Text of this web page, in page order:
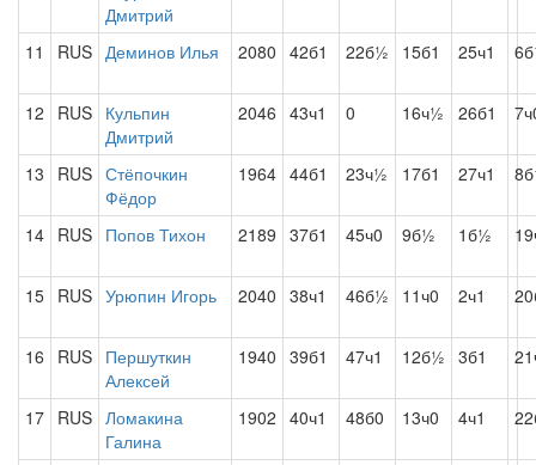
Дмитрий
11 RUS Деминов Илья 2080 42б1 22б½ 15б1 25ч1
12 RUS Кульпин
Дмитрий
2046 43ч1 0 16ч½ 26б1
13 RUS Стёпочкин
Фёдор
1964 44б1 23ч½ 17б1 27ч1
14 RUS Попов Тихон 2189 37б1 45ч0 9б½ 1б½
15 RUS Урюпин Игорь 2040 38ч1 46б½ 11ч0 2ч1
16 RUS Першуткин
Алексей
1940 39б1 47ч1 12б½ 3б1
17 RUS Ломакина
Галина
1902 40ч1 48б0 13ч0 4ч1